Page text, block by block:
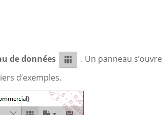
de données
. Un panneau s’ouvre
d’exemples.